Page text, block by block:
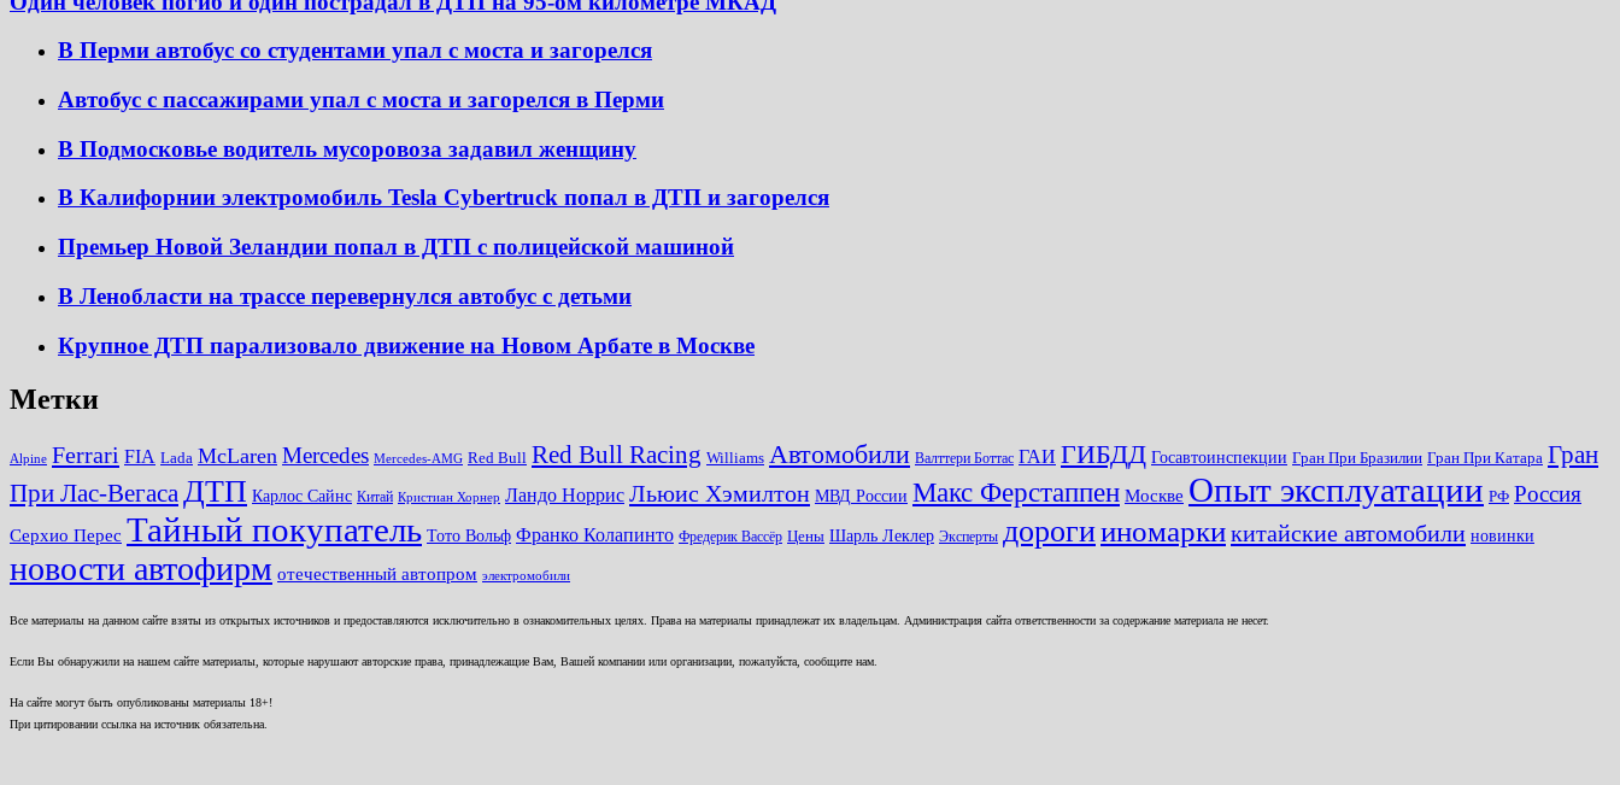
В Перми автобус со студентами упал с моста и загорелся
Автобус с пассажирами упал с моста и загорелся в Перми
В Подмосковье водитель мусоровоза задавил женщину
В Калифорнии электромобиль Tesla Cybertruck попал в ДТП и загорелся
Премьер Новой Зеландии попал в ДТП с полицейской машиной
В Ленобласти на трассе перевернулся автобус с детьми
Крупное ДТП парализовало движение на Новом Арбате в Москве
Метки
Alpine Ferrari FIA Lada McLaren Mercedes Mercedes-AMG Red Bull Red Bull Racing Williams Автомобили Валттери Боттас ГАИ ГИБДД Госавтоинспекции Гран При Бразилии Гран При Катара Гран
При Лас-ВегасаДТП Карлос Сайнс Китай Кристиан Хорнер Ландо Норрис Льюис Хэмилтон МВД России Макс Ферстаппен Москве Опыт эксплуатации РФ Россия
Серхио Перес Тайный покупатель Тото Вольф Франко Колапинто Фредерик Вассёр Цены Шарль Леклер Эксперты дорогииномаркикитайские автомобили новинки
новости автофирм отечественный автопром электромобили
Все материалы на данном сайте взяты из открытых источников и предоставляются исключительно в ознакомительных целях. Права на материалы принадлежат их владельцам. Администрация сайта ответственности за содержание материала не несет.
Если Вы обнаружили на нашем сайте материалы, которые нарушают авторские права, принадлежащие Вам, Вашей компании или организации, пожалуйста, сообщите нам.
На сайте могут быть опубликованы материалы 18+!
При цитировании ссылка на источник обязательна.